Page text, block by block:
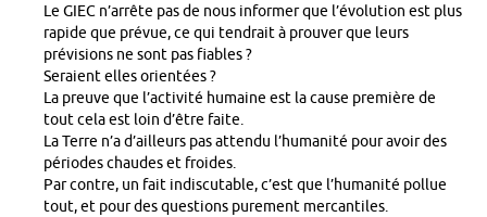
Le GIEC n’arrête pas de nous informer que l’évolution est plus
rapide que prévue, ce qui tendrait à prouver que leurs
prévisions ne sont pas fiables ?
Seraient elles orientées ?
La preuve que l’activité humaine est la cause première de
tout cela est loin d’être faite.
La Terre n’a d’ailleurs pas attendu l’humanité pour avoir des
périodes chaudes et froides.
Par contre, un fait indiscutable, c’est que l’humanité pollue
tout, et pour des questions purement mercantiles.